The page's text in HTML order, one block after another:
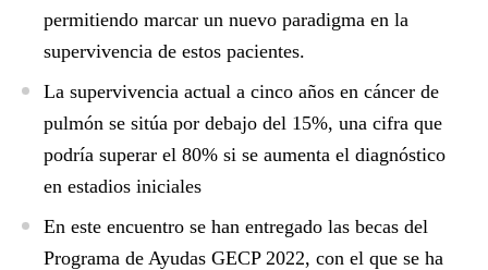
permitiendo marcar un nuevo paradigma en la
supervivencia de estos pacientes.
La supervivencia actual a cinco años en cáncer de
pulmón se sitúa por debajo del 15%, una cifra que
podría superar el 80% si se aumenta el diagnóstico
en estadios iniciales
En este encuentro se han entregado las becas del
Programa de Ayudas GECP 2022, con el que se ha